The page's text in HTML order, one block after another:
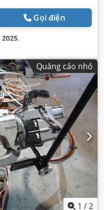
Gọi điện
2025,
Quảng cáo nhỏ
1 /2